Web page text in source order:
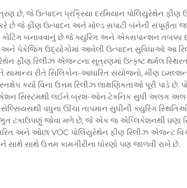
જે ઉત્પાદન પ્રક્રિયા દરમિયાન પોલિયુરેથેન ફીણ
જે ફીણ ઉત્પાદન અને મોલ્ડ સપાટી બંનેની સંપૂર્ણતા
બનાવવાનું છે જે ક્યુરિંગ અને એક્સપાન્શન તબક્કા
અને પેકેજિંગ ઉદ્યોગોમાં આવેલી ઉત્પાદન સુવિધાઓ
ફીણ રિલીઝ એજન્ટના સૂત્રણમાં ઉત્કૃષ્ટ થર્મલ
રીતે સિલિકોન-આધારિત સંયોજનો, મીણ
કર્યા વિના ઉત્તમ રિલીઝ લાક્ષણિકતાઓ પૂરી
સિસ્ટમથી લઈને બ્રશ-ઓન ટેકનિક સુધી અલગ
વધુના ઊંચા તાપમાન સુધીની ક્યુરિંગ
ટકાઉપણું જોવા મળે છે, જે એક જ એપ્લિકેશનથી ઘણા
અને ઓછા VOC પોલિયુરેથેન ફીણ રિલીઝ એજન્ટ
સાથે સાથે ઉત્તમ કામગીરીના ધોરણો પણ જાળવી રાખે છે.